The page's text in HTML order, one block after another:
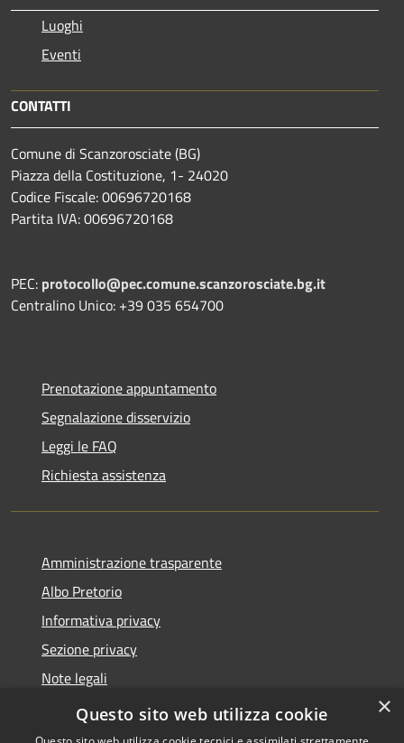
Luoghi
Eventi
CONTATTI
Comune di Scanzorosciate (BG)
Piazza della Costituzione, 1- 24020
Codice Fiscale: 00696720168
Partita IVA: 00696720168
PEC: protocollo@pec.comune.scanzorosciate.bg.it
Centralino Unico: +39 035 654700
Prenotazione appuntamento
Segnalazione disservizio
Leggi le FAQ
Richiesta assistenza
Amministrazione trasparente
Albo Pretorio
Informativa privacy
Sezione privacy
Note legali
Dichiarazione di accessibilità
×
Questo sito web utilizza cookie